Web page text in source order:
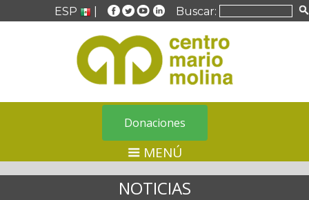
ESP Buscar:
Donaciones
MENÚ
NOTICIAS